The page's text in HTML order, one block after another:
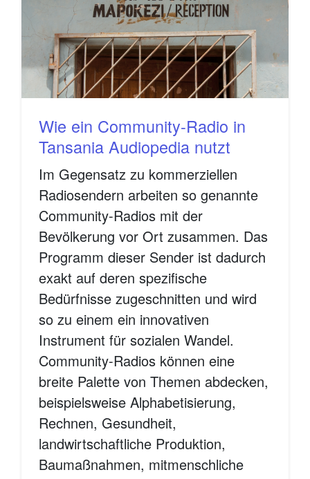
Wie ein Community-Radio in
Tansania Audiopedia nutzt
Im Gegensatz zu kommerziellen
Radiosendern arbeiten so genannte
Community-Radios mit der
Bevölkerung vor Ort zusammen. Das
Programm dieser Sender ist dadurch
exakt auf deren spezifische
Bedürfnisse zugeschnitten und wird
so zu einem ein innovativen
Instrument für sozialen Wandel.
Community-Radios können eine
breite Palette von Themen abdecken,
beispielsweise Alphabetisierung,
Rechnen, Gesundheit,
landwirtschaftliche Produktion,
Baumaßnahmen, mitmenschliche